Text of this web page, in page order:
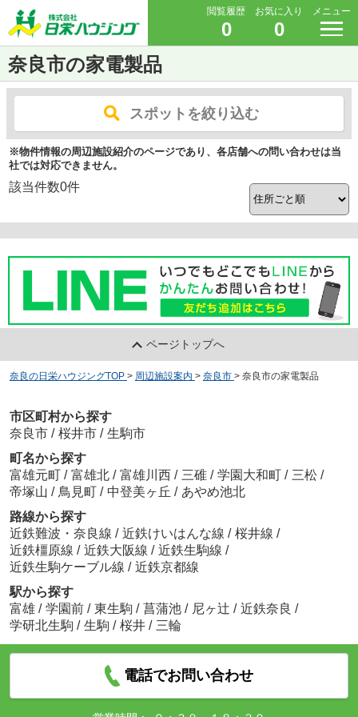
閲覧履歴
0
お気に入り
0
メニュー
奈良市の家電製品
スポットを絞り込む
※物件情報の周辺施設紹介のページであり、各店舗への問い合わせは当
社では対応できません。
該当件数0件
ページトップへ
奈良の日栄ハウジングTOP > 周辺施設案内 > 奈良市 > 奈良市の家電製品
市区町村から探す
奈良市 / 桜井市 / 生駒市
町名から探す
富雄元町 / 富雄北 / 富雄川西 / 三碓 / 学園大和町 / 三松 /
帝塚山 / 鳥見町 / 中登美ヶ丘 / あやめ池北
路線から探す
近鉄難波・奈良線 / 近鉄けいはんな線 / 桜井線 /
近鉄橿原線 / 近鉄大阪線 / 近鉄生駒線 /
近鉄生駒ケーブル線 / 近鉄京都線
駅から探す
富雄 / 学園前 / 東生駒 / 菖蒲池 / 尼ヶ辻 / 近鉄奈良 /
学研北生駒 / 生駒 / 桜井 / 三輪
電話でお問い合わせ